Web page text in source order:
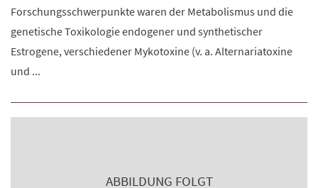
Forschungsschwerpunkte waren der Metabolismus und die
genetische Toxikologie endogener und synthetischer
Estrogene, verschiedener Mykotoxine (v. a. Alternariatoxine
und ...
ABBILDUNG FOLGT